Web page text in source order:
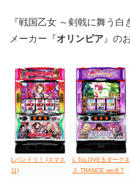
『戦国乙女 ～剣戟に舞う
メーカー『オリンピア 』の
Lバンドリ！ (スマス
ロ)
L ToLOVEるダークネ
ス TRANCE ver.8.7